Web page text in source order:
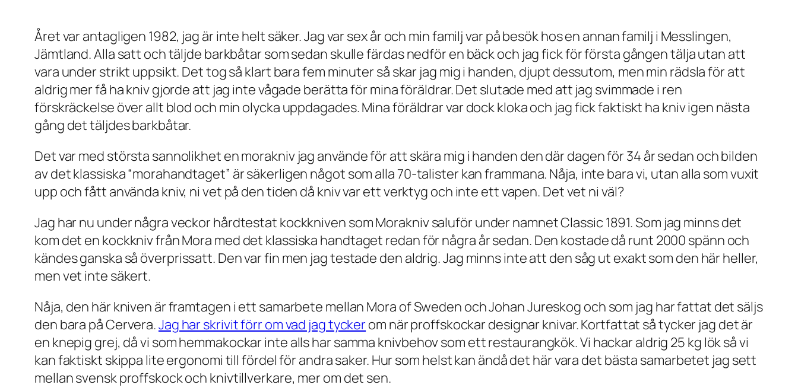
Året var antagligen 1982, jag är inte helt säker. Jag var sex år och min familj var på besök hos en annan familj i Messlingen,
Jämtland. Alla satt och täljde barkbåtar som sedan skulle färdas nedför en bäck och jag fick för första gången tälja utan att
vara under strikt uppsikt. Det tog så klart bara fem minuter så skar jag mig i handen, djupt dessutom, men min rädsla för att
aldrig mer få ha kniv gjorde att jag inte vågade berätta för mina föräldrar. Det slutade med att jag svimmade i ren
förskräckelse över allt blod och min olycka uppdagades. Mina föräldrar var dock kloka och jag fick faktiskt ha kniv igen nästa
gång det täljdes barkbåtar.
Det var med största sannolikhet en morakniv jag använde för att skära mig i handen den där dagen för 34 år sedan och bilden
av det klassiska “morahandtaget” är säkerligen något som alla 70-talister kan frammana. Nåja, inte bara vi, utan alla som vuxit
upp och fått använda kniv, ni vet på den tiden då kniv var ett verktyg och inte ett vapen. Det vet ni väl?
Jag har nu under några veckor hårdtestat kockkniven som Morakniv saluför under namnet Classic 1891. Som jag minns det
kom det en kockkniv från Mora med det klassiska handtaget redan för några år sedan. Den kostade då runt 2000 spänn och
kändes ganska så överprissatt. Den var fin men jag testade den aldrig. Jag minns inte att den såg ut exakt som den här heller,
men vet inte säkert.
Nåja, den här kniven är framtagen i ett samarbete mellan Mora of Sweden och Johan Jureskog och som jag har fattat det säljs
den bara på Cervera.Jag har skrivit förr om vad jag tyckerom när proffskockar designar knivar. Kortfattat så tycker jag det är
en knepig grej, då vi som hemmakockar inte alls har samma knivbehov som ett restaurangkök. Vi hackar aldrig 25 kg lök så vi
kan faktiskt skippa lite ergonomi till fördel för andra saker. Hur som helst kan ändå det här vara det bästa samarbetet jag sett
mellan svensk proffskock och knivtillverkare, mer om det sen.